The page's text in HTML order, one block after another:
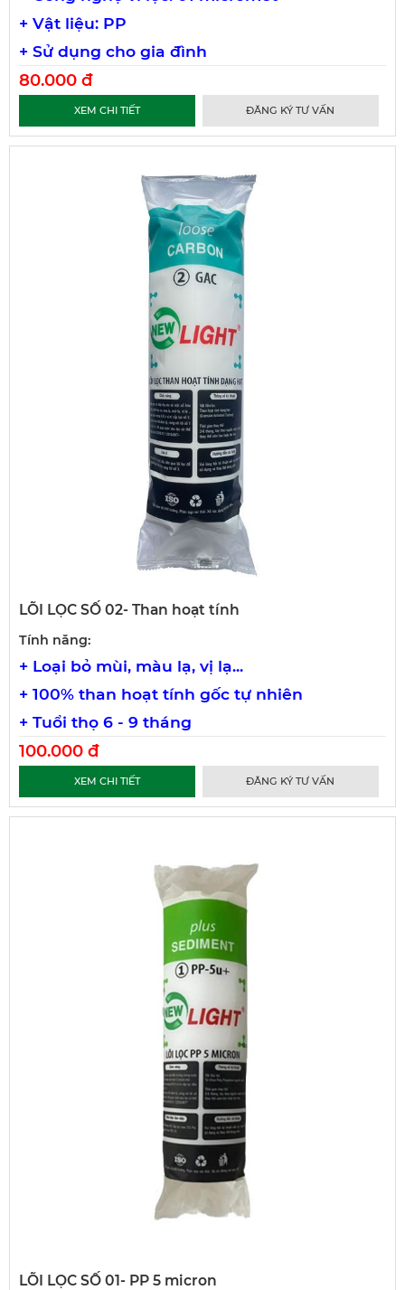
+ Vật liệu: PP
+ Sử dụng cho gia đình
80.000 đ
XEM CHI TIẾT ĐĂNG KÝ TƯ VẤN
LÕI LỌC SỐ 02- Than hoạt tính
Tính năng:
+ Loại bỏ mùi, màu lạ, vị lạ...
+ 100% than hoạt tính gốc tự nhiên
+ Tuổi thọ 6 - 9 tháng
100.000 đ
XEM CHI TIẾT ĐĂNG KÝ TƯ VẤN
LÕI LỌC SỐ 01- PP 5 micron